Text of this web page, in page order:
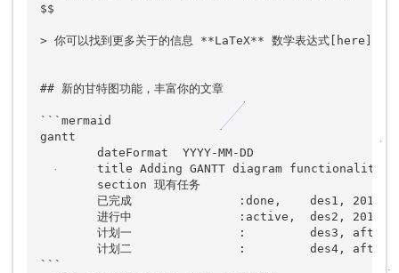
$$
> 你可以找到更多关于的信息 **LaTeX** 数学表达式
## 新的甘特图功能，丰富你的文章
```mermaid
gantt
        dateFormat  YYYY-MM-DD
title Adding GANTT diagram functionality
        section 现有任务
已完成               :done,    des1, 2014-
进行中               :active,  des2, 2014-
计划一               :         des3, after
计划二               :         des4, after
```